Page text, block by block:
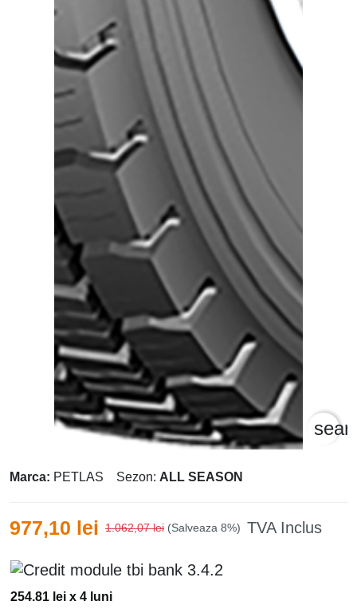
Marca: PETLAS Sezon: ALL SEASON
977,10 lei 1.062,07 lei (Salveaza 8%) TVA Inclus
254.81 lei x 4 luni